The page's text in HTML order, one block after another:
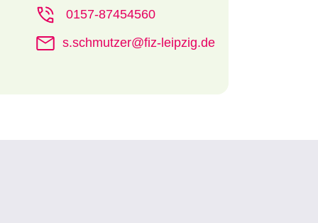
0157-87454560
s.schmutzer@fiz-leipzig.de